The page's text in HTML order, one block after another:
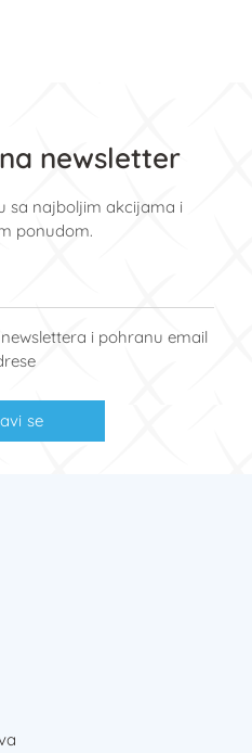
newsletter
sa najboljim akcijama i
ponudom.
i pohranu email
se